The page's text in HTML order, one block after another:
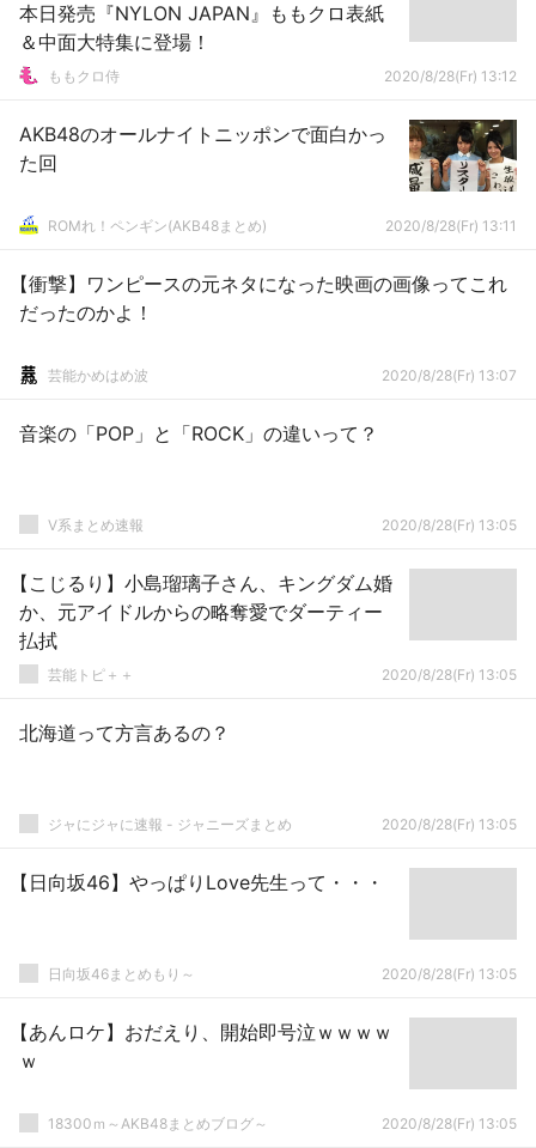
本日発売『NYLON JAPAN』ももクロ表紙
＆中面大特集に登場！
ももクロ侍 2020/8/28(Fr) 13:12
AKB48のオールナイトニッポンで面白かっ
た回
ROMれ！ペンギン(AKB48まとめ) 2020/8/28(Fr) 13:11
【衝撃】ワンピースの元ネタになった映画の画像ってこれ
だったのかよ！
芸能かめはめ波 2020/8/28(Fr) 13:07
音楽の「POP」と「ROCK」の違いって？
V系まとめ速報 2020/8/28(Fr) 13:05
【こじるり】小島瑠璃子さん、キングダム婚
か、元アイドルからの略奪愛でダーティー
払拭
芸能トピ＋＋ 2020/8/28(Fr) 13:05
北海道って方言あるの？
ジャにジャに速報 - ジャニーズまとめ 2020/8/28(Fr) 13:05
【日向坂46】やっぱりLove先生って・・・
日向坂46まとめもり～ 2020/8/28(Fr) 13:05
【あんロケ】おだえり、開始即号泣ｗｗｗｗ
ｗ
18300ｍ～AKB48まとめブログ～ 2020/8/28(Fr) 13:05